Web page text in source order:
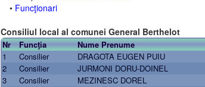
• Funcţionari
Consiliul local al comunei General Berthelot
Nr Funcţia Nume Prenume
1
Consilier DRAGOTA EUGEN PUIU
2
Consilier JURMONI DORU-DOINEL
3
Consilier MEZINESC DOREL